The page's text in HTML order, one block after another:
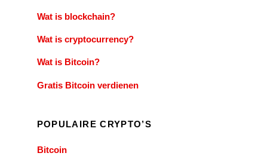
Wat is blockchain?
Wat is cryptocurrency?
Wat is Bitcoin?
Gratis Bitcoin verdienen
POPULAIRE CRYPTO’S
Bitcoin